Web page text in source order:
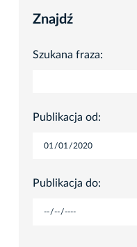
Znajdź
Szukana fraza:
Publikacja od:
Publikacja do: